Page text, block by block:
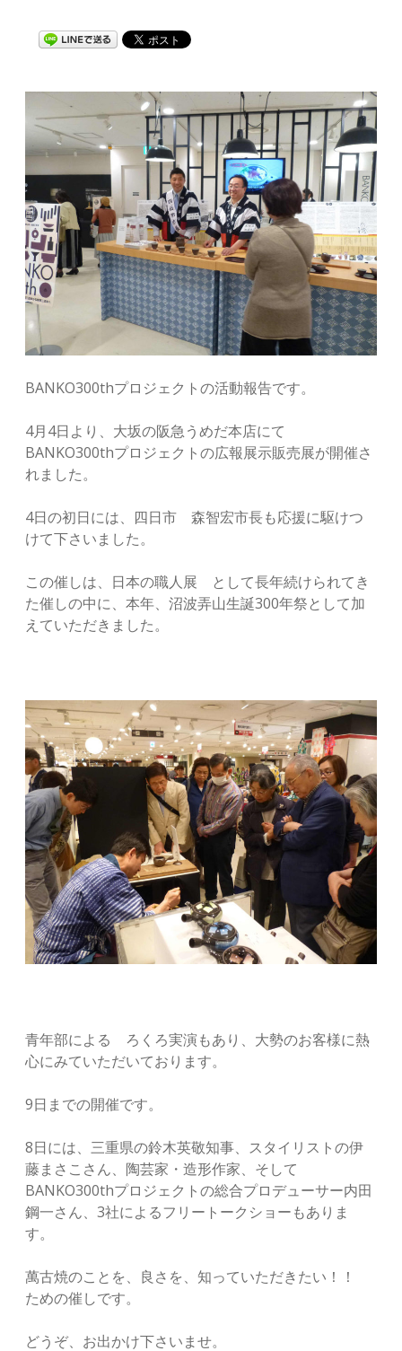
BANKO300thプロジェクトの活動報告です。
4月4日より、大坂の阪急うめだ本店にて
BANKO300thプロジェクトの広報展示販売展が開催さ
れました。
4日の初日には、四日市 森智宏市長も応援に駆けつ
けて下さいました。
この催しは、日本の職人展 として長年続けられてき
た催しの中に、本年、沼波弄山生誕300年祭として加
えていただきました。
青年部による ろくろ実演もあり、大勢のお客様に熱
心にみていただいております。
9日までの開催です。
8日には、三重県の鈴木英敬知事、スタイリストの伊
藤まさこさん、陶芸家・造形作家、そして
BANKO300thプロジェクトの総合プロデューサー内田
鋼一さん、3社によるフリートークショーもありま
す。
萬古焼のことを、良さを、知っていただきたい！！
ための催しです。
どうぞ、お出かけ下さいませ。